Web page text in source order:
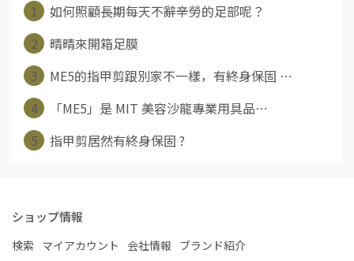
1
如何照顧長期每天不辭辛勞的足部呢？
2
晴晴來開箱足膜
3
ME5的指甲剪跟別家不一樣，有終身保固 ⋯
4
「ME5」是 MIT 美容沙龍專業用具品⋯
5
指甲剪居然有終身保固 ?
ショップ情報
検索 マイアカウント 会社情報 ブランド紹介